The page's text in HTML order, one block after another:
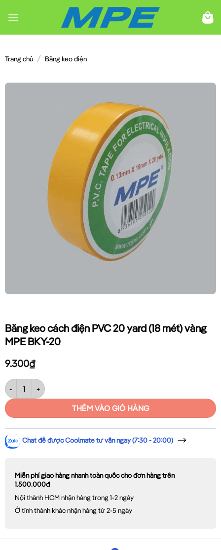
đến
Trang chủ / Băng keo điện
Băng keo cách điện PVC 20 yard (18 mét) vàng
MPE BKY-20
9.300₫
Băng keo cách điện PVC 20 yard (18 mét) vàng MPE BKY-20 số lượng
THÊM VÀO GIỎ HÀNG
Chat để được Coolmate tư vấn ngay (7:30 - 20:00)
Miễn phí giao hàng nhanh toàn quốc cho đơn hàng trên
1.500.000đ
Nội thành HCM nhận hàng trong 1-2 ngày
Ở tỉnh thành khác nhận hàng từ 2-5 ngày